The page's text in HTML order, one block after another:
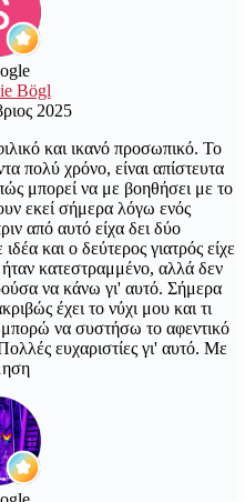
Bögl
2025
και ικανό προσωπικό. Το
πολύ χρόνο, είναι απίστευτα
μπορεί να με βοηθήσει με το
εκεί σήμερα λόγω ενός
από αυτό είχα δει δύο
και ο δεύτερος γιατρός είχε
κατεστραμμένο, αλλά δεν
να κάνω γι' αυτό. Σήμερα
έχει το νύχι μου και τι
να συστήσω το αφεντικό
ευχαριστίες γι' αυτό. Με